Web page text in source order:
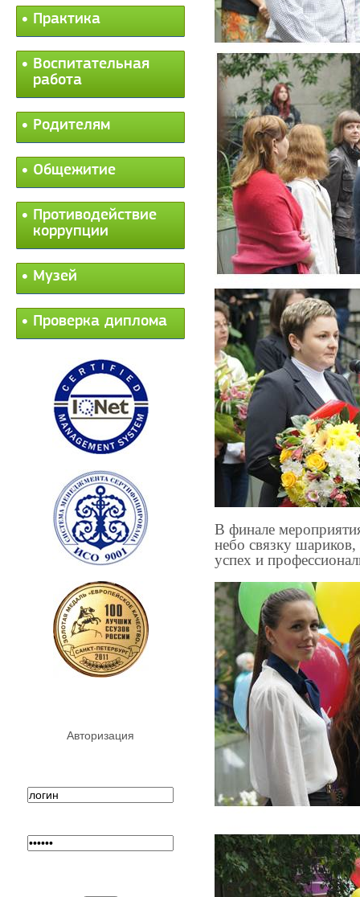
Практика
Воспитательная
работа
Родителям
Общежитие
Противодействие
коррупции
Музей
Проверка диплома
Авторизация
В финале
небо связку
успех и